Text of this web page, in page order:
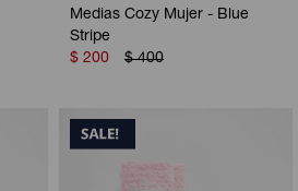
Medias Cozy Mujer - Blue
Stripe
$ 200 $ 400